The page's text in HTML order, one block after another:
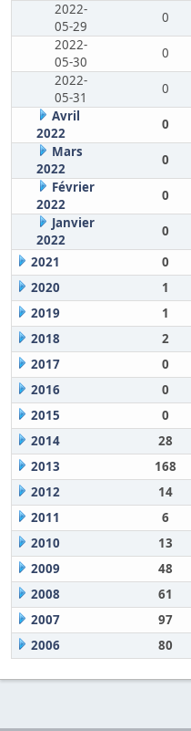
2022-
05-29
0
2022-
05-30
0
2022-
05-31
0
Avril
2022
0
Mars
2022
0
Février
2022
0
Janvier
2022
0
2021
0
2020
1
2019
1
2018
2
2017
0
2016
0
2015
0
2014
28
2013
168
2012
14
2011
6
2010
13
2009
48
2008
61
2007
97
2006
80